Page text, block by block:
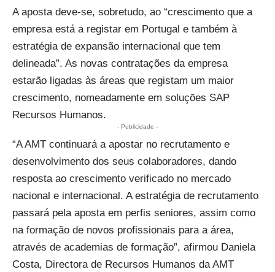
A aposta deve-se, sobretudo, ao “crescimento que a
empresa está a registar em Portugal e também à
estratégia de expansão internacional que tem
delineada”. As novas contratações da empresa
estarão ligadas às áreas que registam um maior
crescimento, nomeadamente em soluções SAP
Recursos Humanos.
- Publicidade -
“A AMT continuará a apostar no recrutamento e
desenvolvimento dos seus colaboradores, dando
resposta ao crescimento verificado no mercado
nacional e internacional. A estratégia de recrutamento
passará pela aposta em perfis seniores, assim como
na formação de novos profissionais para a área,
através de academias de formação”, afirmou Daniela
Costa, Directora de Recursos Humanos da AMT